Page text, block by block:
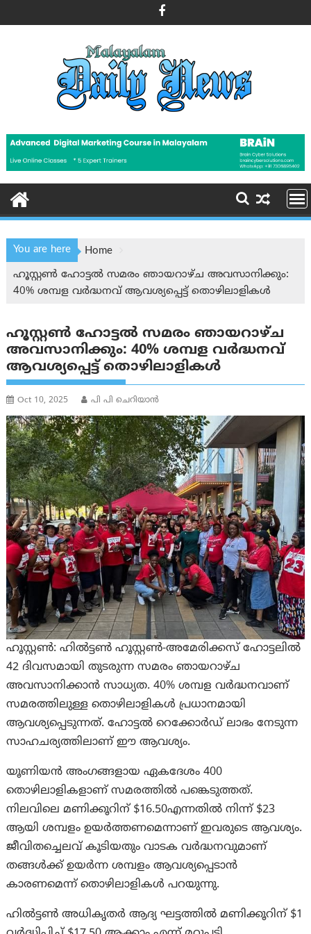
to
You are here
Home
ഹൂസ്റ്റൺ ഹോട്ടൽ സമരം ഞായറാഴ്ച അവസാനിക്കും:
40% ശമ്പള വർദ്ധനവ് ആവശ്യപ്പെട്ട് തൊഴിലാളികൾ
ഹൂസ്റ്റൺ ഹോട്ടൽ സമരം ഞായറാഴ്ച
അവസാനിക്കും: 40% ശമ്പള വർദ്ധനവ്
ആവശ്യപ്പെട്ട് തൊഴിലാളികൾ
Oct 10, 2025 പി പി ചെറിയാൻ
ഹൂസ്റ്റൺ: ഹിൽട്ടൺ ഹൂസ്റ്റൺ-അമേരിക്കസ് ഹോട്ടലിൽ
42 ദിവസമായി തുടരുന്ന സമരം ഞായറാഴ്ച
അവസാനിക്കാൻ സാധ്യത. 40% ശമ്പള വർദ്ധനവാണ്
സമരത്തിലുള്ള തൊഴിലാളികൾ പ്രധാനമായി
ആവശ്യപ്പെടുന്നത്. ഹോട്ടൽ റെക്കോർഡ് ലാഭം നേടുന്ന
സാഹചര്യത്തിലാണ് ഈ ആവശ്യം.
യൂണിയൻ അംഗങ്ങളായ ഏകദേശം 400
തൊഴിലാളികളാണ് സമരത്തിൽ പങ്കെടുത്തത്.
നിലവിലെ മണിക്കൂറിന് $16.50എന്നതിൽ നിന്ന് $23
ആയി ശമ്പളം ഉയർത്തണമെന്നാണ് ഇവരുടെ ആവശ്യം.
ജീവിതച്ചെലവ് കൂടിയതും വാടക വർദ്ധനവുമാണ്
തങ്ങൾക്ക് ഉയർന്ന ശമ്പളം ആവശ്യപ്പെടാൻ
കാരണമെന്ന് തൊഴിലാളികൾ പറയുന്നു.
ഹിൽട്ടൺ അധികൃതർ ആദ്യ ഘട്ടത്തിൽ മണിക്കൂറിന് $1